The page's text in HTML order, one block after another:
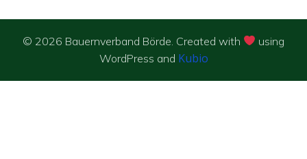
© 2026 Bauernverband Börde. Created with
using
WordPress and Kubio